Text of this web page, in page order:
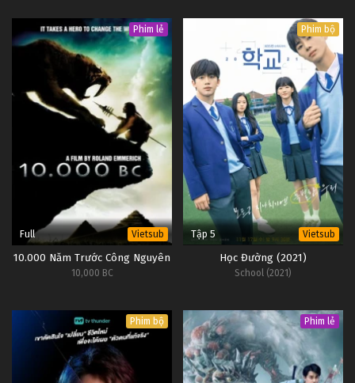
Phim lẻ
Full Vietsub
10.000 Năm Trước Công Nguyên
10,000 BC
Phim bộ
Tập 5 Vietsub
Học Đường (2021)
School (2021)
Phim bộ Phim lẻ